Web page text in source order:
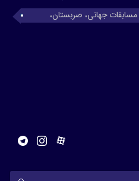
مسابقات جهانی، صربستان،